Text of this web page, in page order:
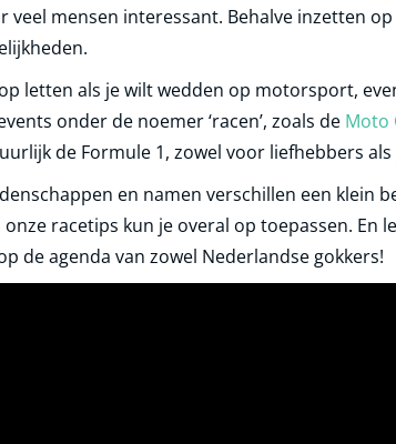
veel mensen interessant. Behalve inzetten
letten als je wilt wedden op motorsport,
onder de noemer ‘racen’, zoals de Moto
de Formule 1, zowel voor liefhebbers als
en namen verschillen een klein
racetips kun je overal op toepassen. En
de agenda van zowel Nederlandse gokkers!